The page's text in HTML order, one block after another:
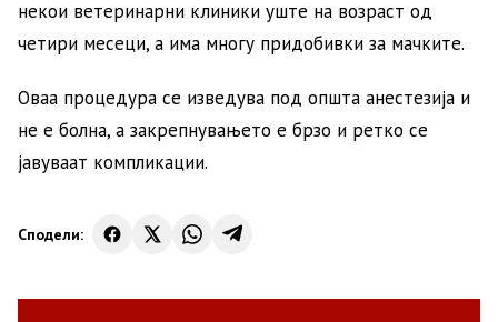
некои ветеринарни клиники уште на возраст од
четири месеци, а има многу придобивки за мачките.
Оваа процедура се изведува под општа анестезија и
не е болна, а закрепнувањето е брзо и ретко се
јавуваат компликации.
Сподели: